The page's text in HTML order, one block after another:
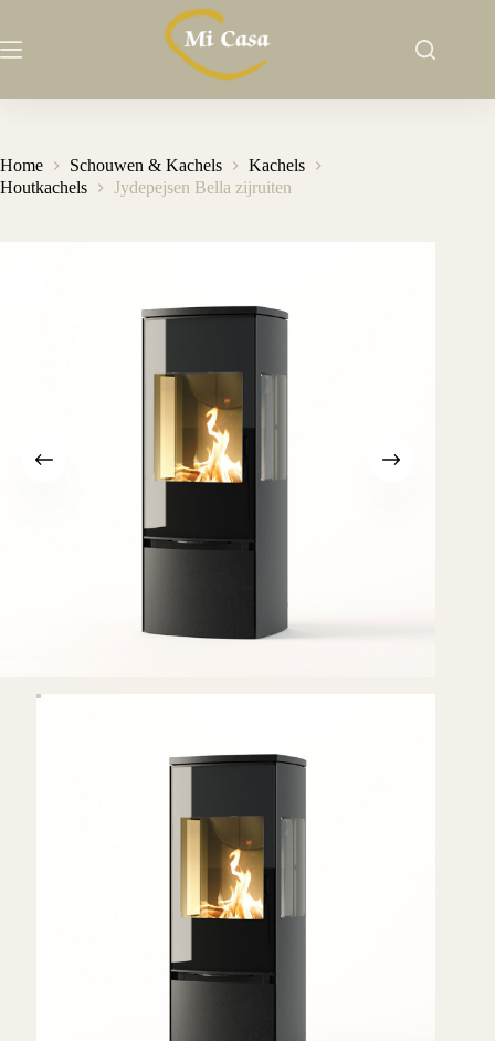
de
Home Schouwen & Kachels
Kachels
Houtkachels
Jydepejsen Bella zijruiten